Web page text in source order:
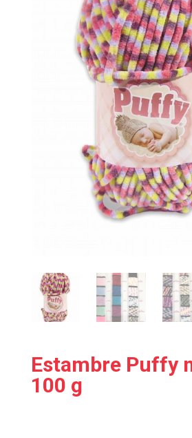
Estambre Puffy
100 g